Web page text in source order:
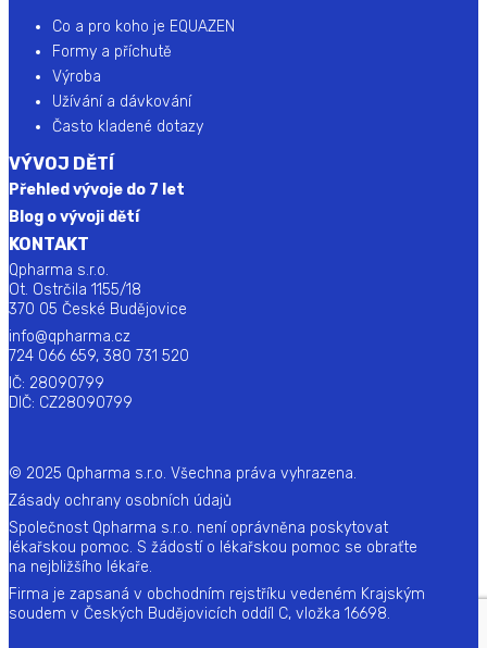
Co a pro koho je EQUAZEN
Formy a příchutě
Výroba
Užívání a dávkování
Často kladené dotazy
VÝVOJ DĚTÍ
Přehled vývoje do 7 let
Blog o vývoji dětí
KONTAKT
Qpharma s.r.o.
Ot. Ostrčila 1155/18
370 05 České Budějovice
info@qpharma.cz
724 066 659, 380 731 520
IČ: 28090799
DIČ: CZ28090799
© 2025 Qpharma s.r.o. Všechna práva vyhrazena.
Zásady ochrany osobních údajů
Společnost Qpharma s.r.o. není oprávněna poskytovat
lékařskou pomoc. S žádostí o lékařskou pomoc se obraťte
na nejbližšího lékaře.
Firma je zapsaná v obchodním rejstříku vedeném Krajským
soudem v Českých Budějovicích oddíl C, vložka 16698.